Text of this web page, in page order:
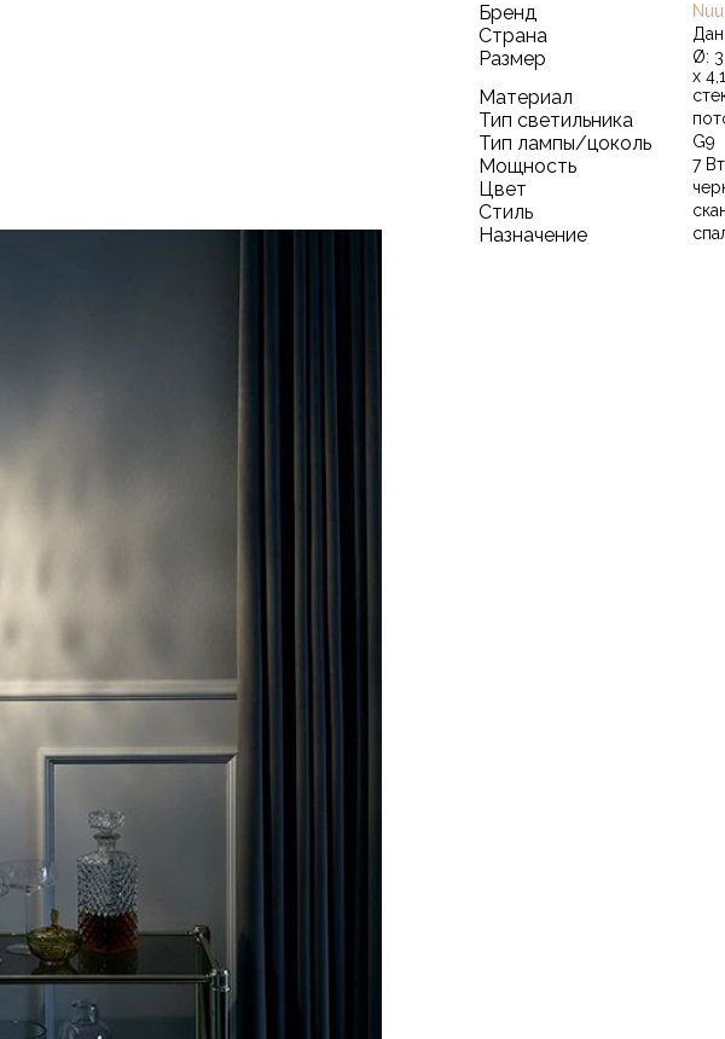
Бренд
Страна
Размер
Ø:
х
Материал
Тип светильника
Тип лампы/цоколь G9
Мощность 7 Вт
Цвет
Стиль
Назначение